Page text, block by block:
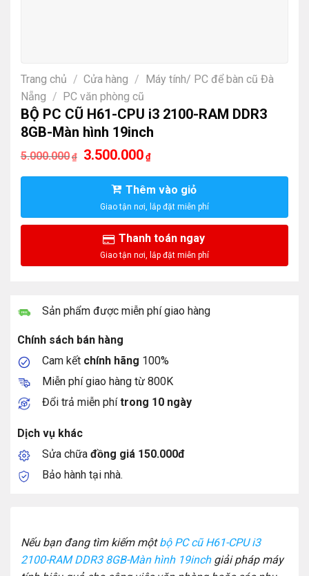
Trang chủ / Cửa hàng /
Máy tính/ PC để bàn cũ Đà
Nẵng / PC văn phòng cũ
BỘ PC CŨ H61-CPU i3 2100-RAM DDR3
8GB-Màn hình 19inch
5.000.000 ₫
Giá
gốc
là:
5.000.000₫.
3.500.000 ₫Giá
hiện
tại
là:
3.500.000₫.
Thêm vào giỏ
Thanh toán ngay
Sản phẩm được miễn phí giao hàng
Chính sách bán hàng
Cam kết chính hãng 100%
Miễn phí giao hàng từ 800K
Đổi trả miễn phítrong 10 ngày
Dịch vụ khác
Sửa chữa đồng giá 150.000đ
Bảo hành tại nhà.
Nếu bạn đang tìm kiếm mộtbộ PC cũ H61-CPU i3
2100-RAM DDR3 8GB-Màn hình 19inchgiải pháp máy